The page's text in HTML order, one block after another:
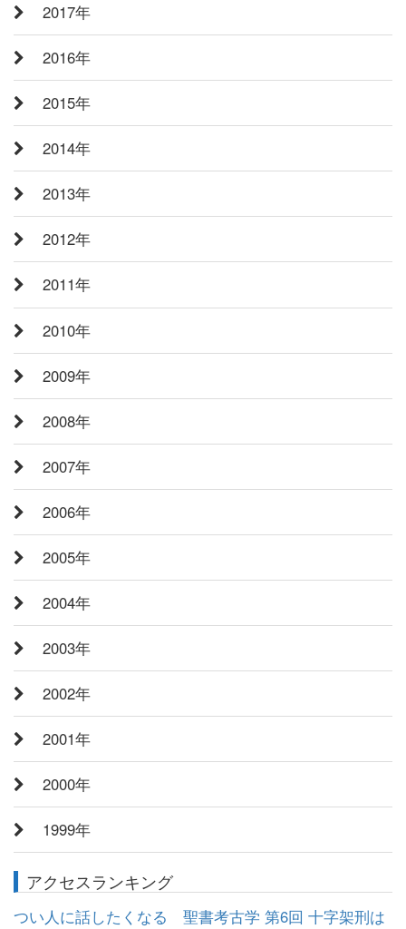
2017年
2016年
2015年
2014年
2013年
2012年
2011年
2010年
2009年
2008年
2007年
2006年
2005年
2004年
2003年
2002年
2001年
2000年
1999年
アクセスランキング
つい人に話したくなる 聖書考古学 第6回 十字架刑は